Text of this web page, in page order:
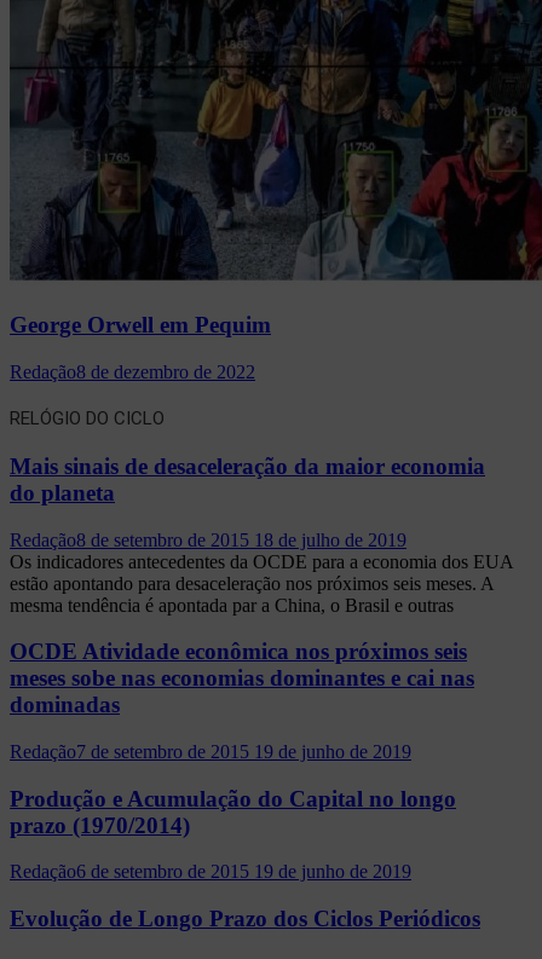
George Orwell em Pequim
Redação8 de dezembro de 2022
RELÓGIO DO CICLO
Mais sinais de desaceleração da maior economia
do planeta
Redação8 de setembro de 2015 18 de julho de 2019
Os indicadores antecedentes da OCDE para a economia dos EUA
estão apontando para desaceleração nos próximos seis meses. A
mesma tendência é apontada par a China, o Brasil e outras
OCDE Atividade econômica nos próximos seis
meses sobe nas economias dominantes e cai nas
dominadas
Redação7 de setembro de 2015 19 de junho de 2019
Produção e Acumulação do Capital no longo
prazo (1970/2014)
Redação6 de setembro de 2015 19 de junho de 2019
Evolução de Longo Prazo dos Ciclos Periódicos